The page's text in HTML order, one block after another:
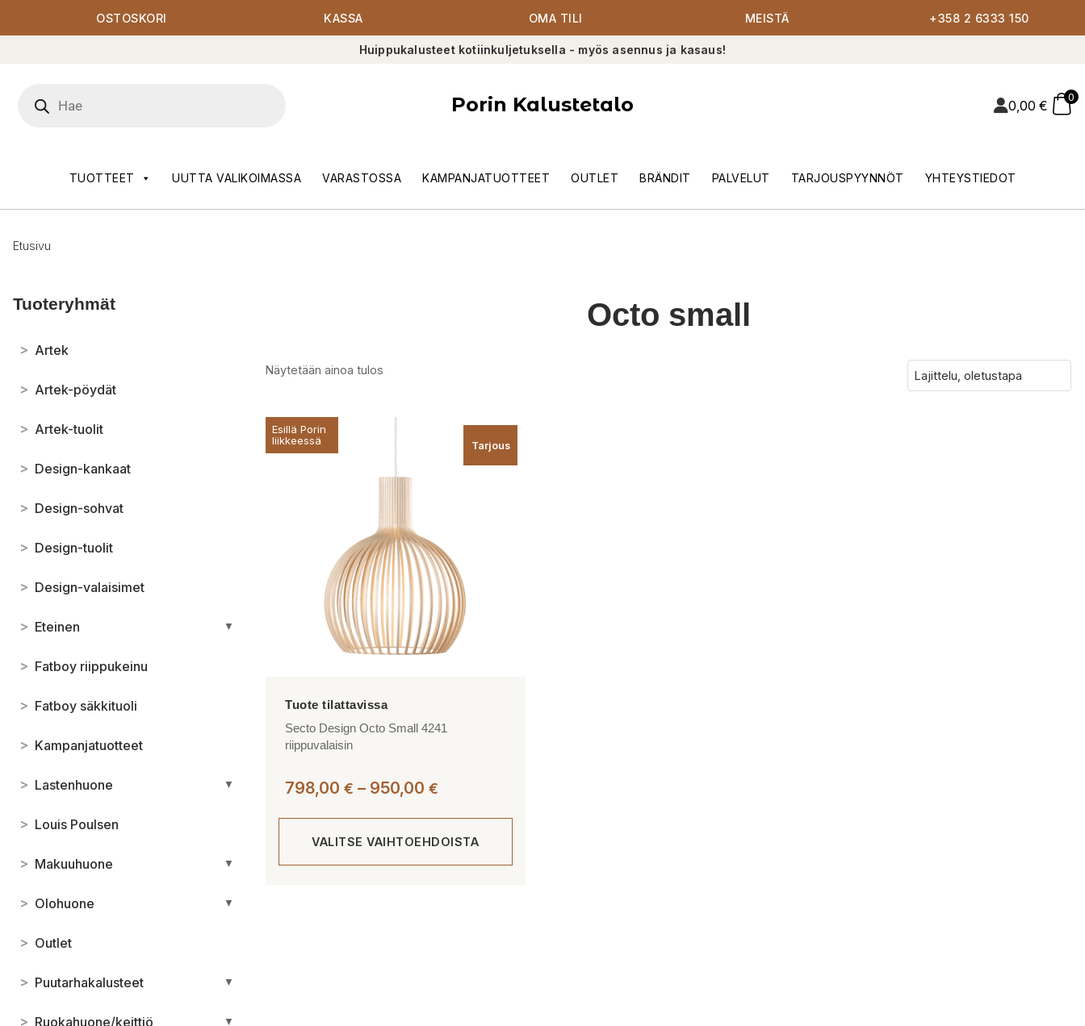
OSTOSKORI KASSA OMA TILI MEISTÄ +358 2 6333 150
Huippukalusteet kotiinkuljetuksella - myös asennus ja kasaus!
search
Porin Kalustetalo 0,00 €
0
TUOTTEET UUTTA VALIKOIMASSA VARASTOSSA KAMPANJATUOTTEET OUTLET BRÄNDIT PALVELUT TARJOUSPYYNNÖT YHTEYSTIEDOT
Etusivu
Tuoteryhmät
> Artek
> Artek-pöydät
> Artek-tuolit
> Design-kankaat
> Design-sohvat
> Design-tuolit
> Design-valaisimet
> Eteinen ▼
> Fatboy riippukeinu
> Fatboy säkkituoli
> Kampanjatuotteet
> Lastenhuone ▼
> Louis Poulsen
> Makuuhuone ▼
> Olohuone ▼
> Outlet
> Puutarhakalusteet ▼
> Ruokahuone/keittiö ▼
Octo small
Näytetään ainoa tulos
Esillä Porin
liikkeessä
Tarjous
Secto Design Octo Small 4241
riippuvalaisin
798,00 € – 950,00 €
950,00 €
VALITSE VAIHTOEHDOISTA